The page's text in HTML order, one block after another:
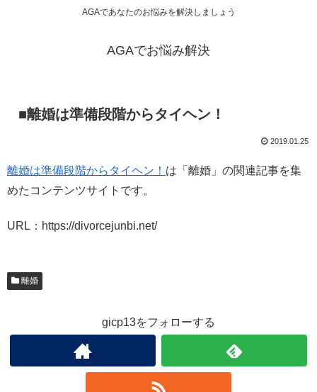
AGAであなたのお悩みを解決しましょう
AGAでお悩み解決
■離婚は準備段階からタイヘン！
2019.01.25
離婚は準備段階からタイヘン！ は「離婚」の関連記事を集
めたコンテンツサイトです。
URL：https://divorcejunbi.net/
離婚
gicp13をフォローする